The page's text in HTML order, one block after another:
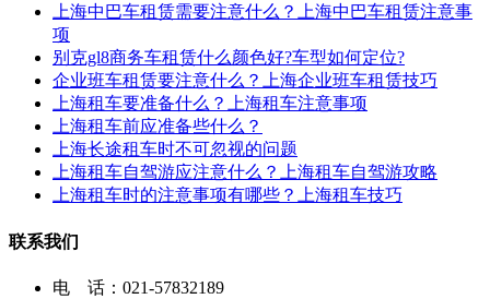
上海中巴车租赁需要注意什么？上海中巴车租赁注意事
项
别克gl8商务车租赁什么颜色好?车型如何定位?
企业班车租赁要注意什么？上海企业班车租赁技巧
上海租车要准备什么？上海租车注意事项
上海租车前应准备些什么？
上海长途租车时不可忽视的问题
上海租车自驾游应注意什么？上海租车自驾游攻略
上海租车时的注意事项有哪些？上海租车技巧
联系我们
电 话：021-57832189